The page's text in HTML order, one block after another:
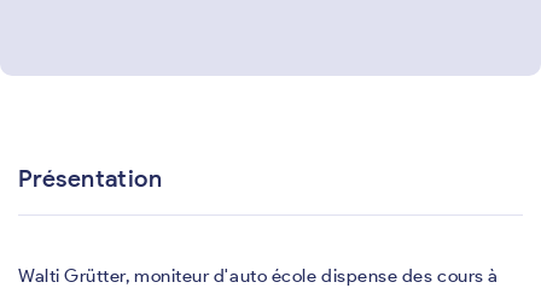
Présentation
Walti Grütter, moniteur d'auto école dispense des cours à